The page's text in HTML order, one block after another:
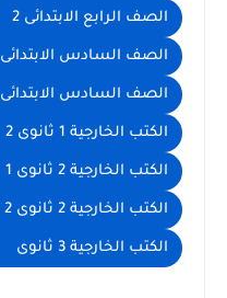
الصف الرابع الابتدائى 2
الصف السادس الابتدائى
الصف السادس الابتدائى 2
الكتب الخارجية 1 ثانوى 2
الكتب الخارجية 2 ثانوى 1
الكتب الخارجية 2 ثانوى 2
الكتب الخارجية 3 ثانوى